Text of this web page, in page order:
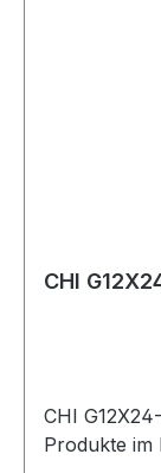
CHI
CHI G12X24-